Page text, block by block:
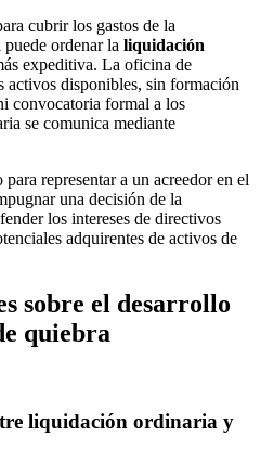
cubrir los gastos de la
ordenar la liquidación
expeditiva. La oficina de
activos disponibles, sin formación
convocatoria formal a los
se comunica mediante
representar a un acreedor en el
una decisión de la
los intereses de directivos
adquirentes de activos de
sobre el desarrollo
quiebra
liquidación ordinaria y